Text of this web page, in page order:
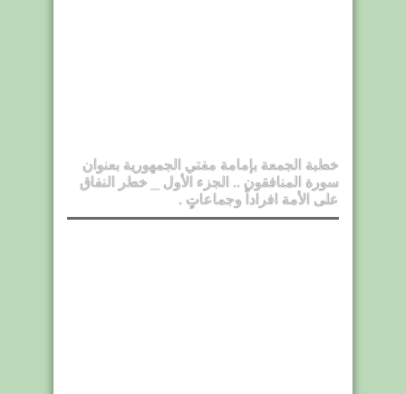
خطبة الجمعة بإمامة مفتي الجمهورية بعنوان
سورة المنافقون .. الجزء الأول _ خطر النفاق
على الأمة افراداً وجماعاتٍ .